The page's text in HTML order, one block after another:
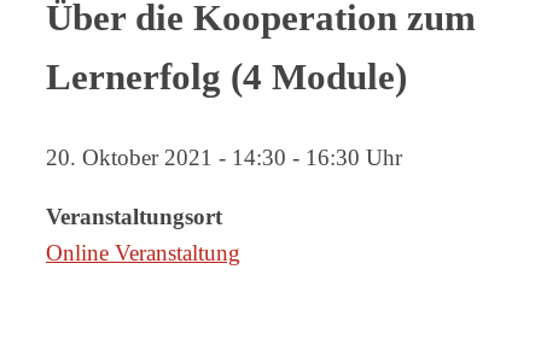
Über die Kooperation zum
Lernerfolg (4 Module)
20. Oktober 2021 - 14:30 - 16:30 Uhr
Veranstaltungsort
Online Veranstaltung